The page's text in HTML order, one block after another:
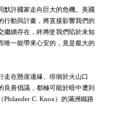
默許國家走向巨大的危機。美國
行動與計畫，將直接影響我們的
繼續存在，終將使我們陷於未知
唯一能帶來心安的，竟是龐大的
走在懸崖邊緣、徘徊於火山口
良善倡議，都極可能於暗中遭到
Philander C. Knox）的滿洲鐵路